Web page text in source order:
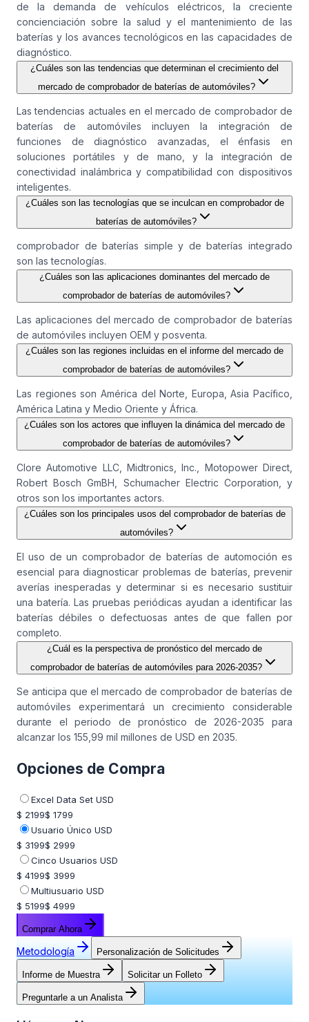
de la demanda de vehículos eléctricos, la creciente
concienciación sobre la salud y el mantenimiento de las
baterías y los avances tecnológicos en las capacidades de
diagnóstico.
¿Cuáles son las tendencias que determinan el crecimiento del
mercado de comprobador de baterías de automóviles?
Las tendencias actuales en el mercado de comprobador de
baterías de automóviles incluyen la integración de
funciones de diagnóstico avanzadas, el énfasis en
soluciones portátiles y de mano, y la integración de
conectividad inalámbrica y compatibilidad con dispositivos
inteligentes.
¿Cuáles son las tecnologías que se inculcan en comprobador de
baterías de automóviles?
comprobador de baterías simple y de baterías integrado
son las tecnologías.
¿Cuáles son las aplicaciones dominantes del mercado de
comprobador de baterías de automóviles?
Las aplicaciones del mercado de comprobador de baterías
de automóviles incluyen OEM y posventa.
¿Cuáles son las regiones incluidas en el informe del mercado de
comprobador de baterías de automóviles?
Las regiones son América del Norte, Europa, Asia Pacífico,
América Latina y Medio Oriente y África.
¿Cuáles son los actores que influyen la dinámica del mercado de
comprobador de baterías de automóviles?
Clore Automotive LLC, Midtronics, Inc., Motopower Direct,
Robert Bosch GmBH, Schumacher Electric Corporation, y
otros son los importantes actors.
¿Cuáles son los principales usos del comprobador de baterías de
automóviles?
El uso de un comprobador de baterías de automoción es
esencial para diagnosticar problemas de baterías, prevenir
averías inesperadas y determinar si es necesario sustituir
una batería. Las pruebas periódicas ayudan a identificar las
baterías débiles o defectuosas antes de que fallen por
completo.
¿Cuál es la perspectiva de pronóstico del mercado de
comprobador de baterías de automóviles para 2026-2035?
Se anticipa que el mercado de comprobador de baterías de
automóviles experimentará un crecimiento considerable
durante el periodo de pronóstico de 2026-2035 para
alcanzar los 155,99 mil millones de USD en 2035.
Opciones de Compra
Excel Data Set USD
$ 2199$ 1799
Usuario Único USD
$ 3199$ 2999
Cinco Usuarios USD
$ 4199$ 3999
Multiusuario USD
$ 5199$ 4999
Comprar Ahora
Metodología Personalización de Solicitudes
Informe de Muestra Solicitar un Folleto
Preguntarle a un Analista